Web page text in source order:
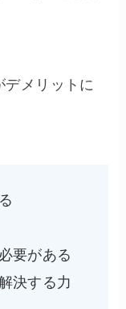
メリットに
要がある
決する力